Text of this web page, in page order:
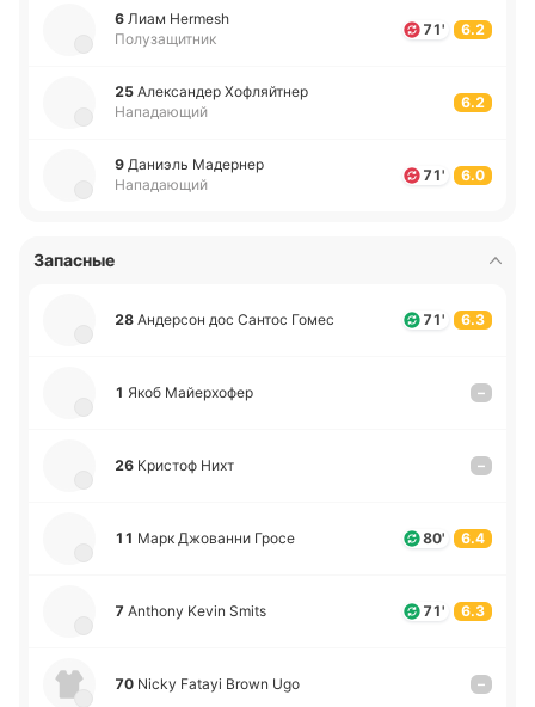
6 Лиам Hermesh
Полузащитник
71' 6.2
25 Але­кса­ндер Хо­фляй­тнер
Нападающий
6.2
9 Да­ниэль Ма­де­рнер
Нападающий
71' 6.0
Запасные
28 Анде­рсон дос Сантос Гомес 71' 6.3
1 Якоб Майе­рхо­фер –
26 Кри­стоф Нихт –
11 Марк Джо­ва­нни Гросе 80' 6.4
7 Anthony Kevin Smits 71' 6.3
70 Nicky Fatayi Brown Ugo –